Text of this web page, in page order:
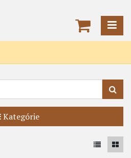
Kategórie